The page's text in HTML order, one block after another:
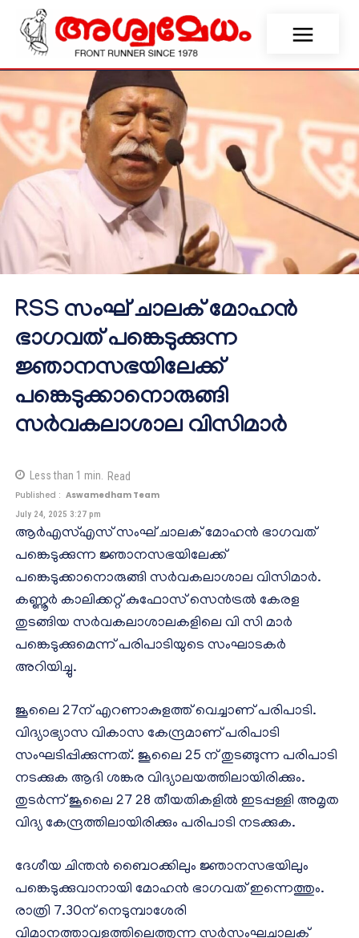
RSS സംഘ് ചാലക് മോഹൻ
ഭാഗവത് പങ്കെടുക്കുന്ന
ജ്ഞാനസഭയിലേക്ക്
പങ്കെടുക്കാനൊരുങ്ങി
സർവകലാശാല വിസിമാർ
Less than 1 min. Read
Published : Aswamedham Team
July 24, 2025 3:27 pm
ആർഎസ്എസ് സംഘ് ചാലക് മോഹൻ ഭാഗവത്
പങ്കെടുക്കുന്ന ജ്ഞാനസഭയിലേക്ക്
പങ്കെടുക്കാനൊരുങ്ങി സർവകലാശാല വിസിമാർ.
കണ്ണൂർ കാലിക്കറ്റ് കുഫോസ് സെൻട്രൽ കേരള
തുടങ്ങിയ സർവകലാശാലകളിലെ വി സി മാർ
പങ്കെടുക്കുമെന്ന് പരിപാടിയുടെ സംഘാടകർ
അറിയിച്ചു.
ജൂലൈ 27ന് എറണാകുളത്ത് വെച്ചാണ് പരിപാടി.
വിദ്യാഭ്യാസ വികാസ കേന്ദ്രമാണ് പരിപാടി
സംഘടിപ്പിക്കുന്നത്. ജൂലൈ 25 ന് തുടങ്ങുന്ന പരിപാടി
നടക്കുക ആദി ശങ്കര വിദ്യാലയത്തിലായിരിക്കും.
തുടർന്ന് ജൂലൈ 27 28 തീയതികളിൽ ഇടപ്പള്ളി അമൃത
വിദ്യ കേന്ദ്രത്തിലായിരിക്കും പരിപാടി നടക്കുക.
ദേശീയ ചിന്തന്‍ ബൈഠക്കിലും ജ്ഞാനസഭയിലും
പങ്കെടുക്കുവാനായി മോഹന്‍ ഭാഗവത് ഇന്നെത്തും.
രാത്രി 7.30ന് നെടുമ്പാശേരി